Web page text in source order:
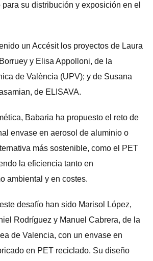
su distribución y exposición en el
un Accésit los proyectos de Laura
y Elisa Appolloni, de la
de València (UPV); y de Susana
de ELISAVA.
Babaria ha propuesto el reto de
envase en aerosol de aluminio o
más sostenible, como el PET
la eficiencia tanto en
ambiental y en costes.
desafío han sido Marisol López,
Rodríguez y Manuel Cabrera, de la
de Valencia, con un envase en
en PET reciclado. Su diseño